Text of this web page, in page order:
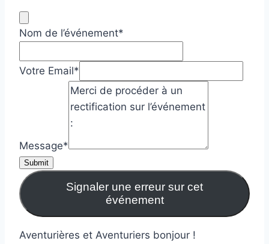
Nom de l’événement*
Votre Email*
Message*
Submit
Signaler une erreur sur cet
événement
Aventurières et Aventuriers bonjour !